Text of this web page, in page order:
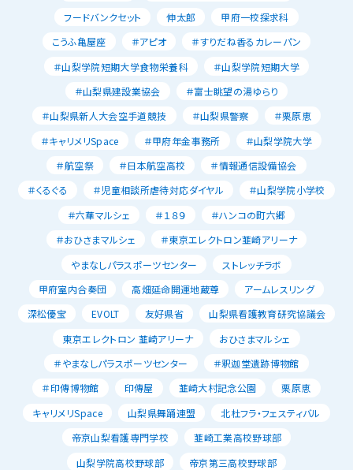
フードバンクセット
伸太郎
甲府一校探求科
こうふ亀屋座
＃アピオ
＃すりだね香るカレーパン
＃山梨学院短期大学食物栄養科
＃山梨学院短期大学
＃山梨県建設業協会
＃富士眺望の湯ゆらり
＃山梨県新人大会空手道競技
＃山梨県警察
＃栗原恵
＃キャリメリSpace
＃甲府年金事務所
＃山梨学院大学
＃航空祭
＃日本航空高校
＃情報通信設備協会
＃くるぐる
＃児童相談所虐待対応ダイヤル
＃山梨学院小学校
＃六華マルシェ
＃１８９
＃ハンコの町六郷
＃おひさまマルシェ
＃東京エレクトロン韮崎アリーナ
やまなしパラスポーツセンター
ストレッチラボ
甲府室内合奏団
高畑延命開運地蔵尊
アームレスリング
深松優宝
EVOLT 友好県省
山梨県看護教育研究協議会
東京エレクトロン 韮崎アリーナ
おひさまマルシェ
＃やまなしパラスポーツセンター
＃釈迦堂遺跡博物館
＃印傳博物館
印傳屋 韮崎大村記念公園
栗原恵
キャリメリSpace
山梨県舞踊連盟
北杜フラ・フェスティバル
帝京山梨看護専門学校
韮崎工業高校野球部
山梨学院高校野球部
帝京第三高校野球部